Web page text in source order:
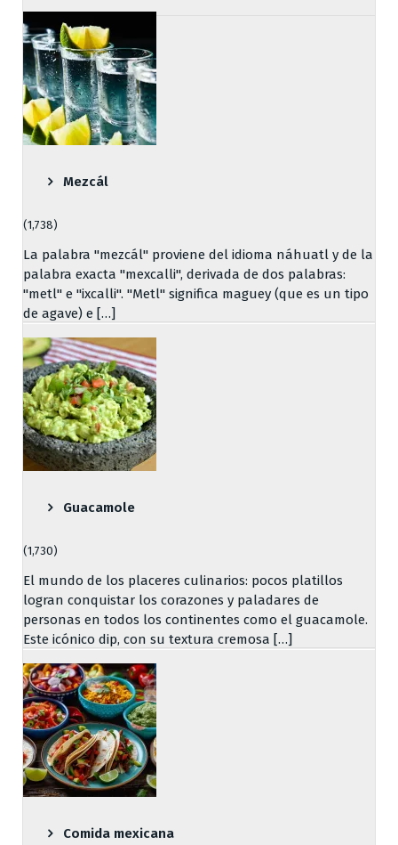
Mezcál
(1,738)
La palabra "mezcál" proviene del idioma náhuatl y de la
palabra exacta "mexcalli", derivada de dos palabras:
"metl" e "ixcalli". "Metl" significa maguey (que es un tipo
de agave) e […]
Guacamole
(1,730)
El mundo de los placeres culinarios: pocos platillos
logran conquistar los corazones y paladares de
personas en todos los continentes como el guacamole.
Este icónico dip, con su textura cremosa […]
Comida mexicana